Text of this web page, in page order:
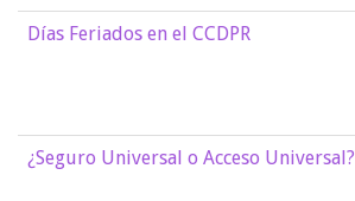
Días Feriados en el CCDPR
¿Seguro Universal o Acceso Universal?